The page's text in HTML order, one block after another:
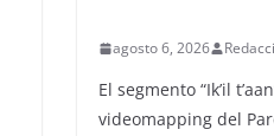
agosto 6, 2026
El segmento “Ik’il
videomapping del